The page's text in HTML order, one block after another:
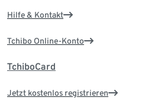
Hilfe & Kontakt
Tchibo Online-Konto
TchiboCard
Jetzt kostenlos registrieren